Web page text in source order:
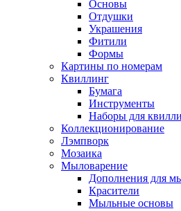
Основы
Отдушки
Украшения
Фитили
Формы
Картины по номерам
Квиллинг
Бумага
Инструменты
Наборы для
Коллекционирование
Лэмпворк
Мозаика
Мыловарение
Дополнения для
Красители
Мыльные основы